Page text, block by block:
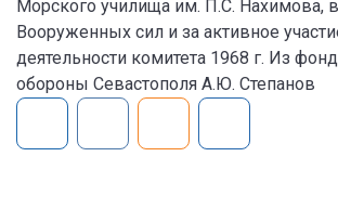
Морского училища им. П.С. Нахимова,
Вооруженных сил и за активное
деятельности комитета 1968 г. Из
обороны Севастополя А.Ю. Степанов